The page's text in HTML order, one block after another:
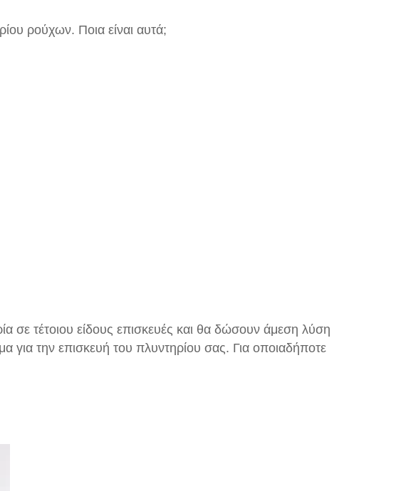
ρούχων. Ποια είναι αυτά;
σε τέτοιου είδους επισκευές και θα δώσουν άμεση λύση
την επισκευή του πλυντηρίου σας. Για οποιαδήποτε